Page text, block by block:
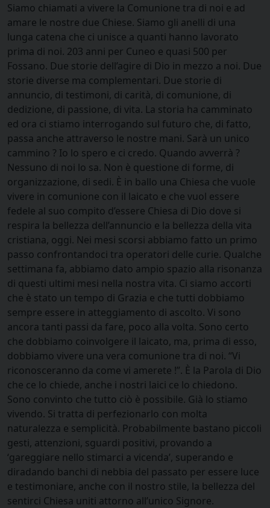
Siamo chiamati a vivere la Comunione tra di noi e ad
amare le nostre due Chiese. Siamo gli anelli di una
lunga catena che ci unisce a quanti hanno lavorato
prima di noi. 203 anni per Cuneo e quasi 500 per
Fossano. Due storie dell’agire di Dio in mezzo a noi. Due
storie diverse ma complementari. Due storie di
annuncio, di testimoni, di carità, di comunione, di
dedizione, di passione, di vita. La storia ha camminato
ed ora ci stiamo interrogando sul futuro che, di fatto,
passa anche attraverso le nostre mani. Sarà un unico
cammino ? Io lo spero e ci credo. Quando avverrà ?
Nessuno di noi lo sa. Non è questione di forme, di
organizzazione, di sedi. È in ballo una Chiesa che vuole
vivere in comunione con il laicato e che vuol essere
fedele al suo compito d’essere Chiesa di Dio dove si
respira la bellezza dell’annuncio e la bellezza della vita
cristiana, oggi. Nei mesi scorsi abbiamo fatto un primo
passo confrontandoci tra operatori delle curie. Qualche
settimana fa, abbiamo dato ampio spazio alla risonanza
di questi ultimi mesi nella nostra vita. Ci siamo accorti
che è stato un tempo di Grazia e che tutti dobbiamo
sempre essere in atteggiamento di ascolto. Vi sono
ancora tanti passi da fare, poco alla volta. Sono certo
che dobbiamo coinvolgere il laicato, ma, prima di esso,
dobbiamo vivere una vera comunione tra di noi. “Vi
riconosceranno da come vi amerete !”. È la Parola di Dio
che ce lo chiede, anche i nostri laici ce lo chiedono.
Sono convinto che tutto ciò è possibile. Già lo stiamo
vivendo. Si tratta di perfezionarlo con molta
naturalezza e semplicità. Probabilmente bastano piccoli
gesti, attenzioni, sguardi positivi, provando a
‘gareggiare nello stimarci a vicenda’, superando e
diradando banchi di nebbia del passato per essere luce
e testimoniare, anche con il nostro stile, la bellezza del
sentirci Chiesa uniti attorno all’unico Signore.